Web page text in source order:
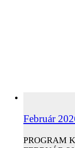
Február
PROGRAM